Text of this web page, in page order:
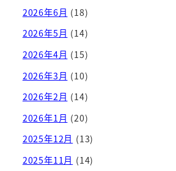
2026年6月 (18)
2026年5月 (14)
2026年4月 (15)
2026年3月 (10)
2026年2月 (14)
2026年1月 (20)
2025年12月 (13)
2025年11月 (14)